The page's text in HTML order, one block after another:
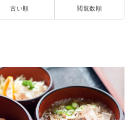
古い順 閲覧数順